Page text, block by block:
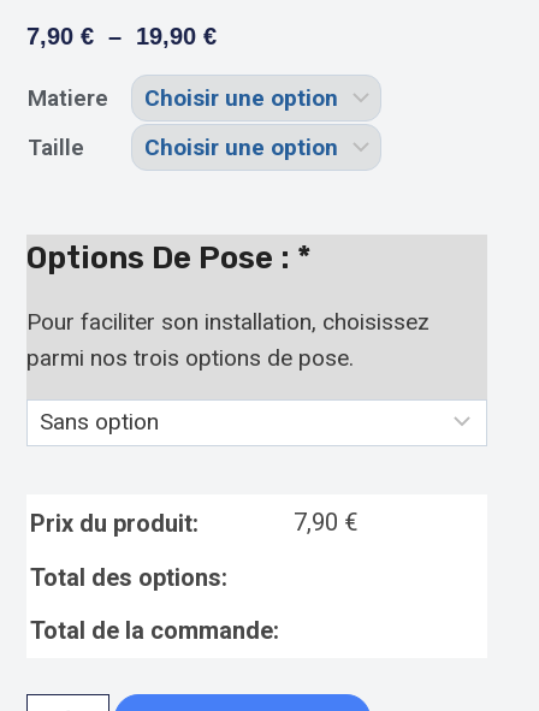
7,90€ – 19,90€
Matiere
Taille
Options De Pose : *
Pour faciliter son installation, choisissez
parmi nos trois options de pose.
Prix du produit: 7,90 €
Total des options:
Total de la commande: